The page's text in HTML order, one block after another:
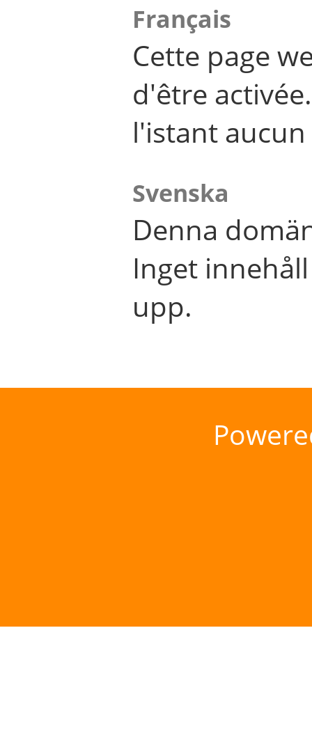
Français
Cette page
d'être
l'istant
Svenska
Denna
Inget
upp.